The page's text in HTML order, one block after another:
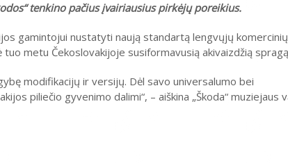
tenkino pačius įvairiausius pirkėjų poreikius.
gamintojui nustatyti naują standartą lengvųjų komercinių
metu Čekoslovakijoje susiformavusią akivaizdžią
modifikacijų ir versijų. Dėl savo universalumo bei
piliečio gyvenimo dalimi“, – aiškina „Škoda“ muziejaus